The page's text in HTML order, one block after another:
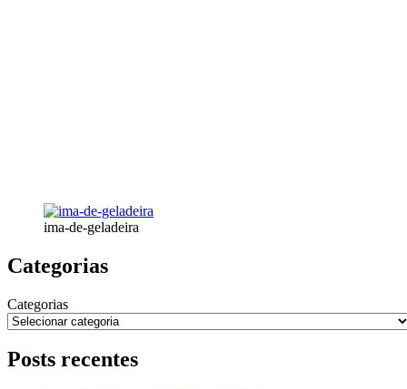
ima-de-geladeira
Categorias
Categorias
Posts recentes